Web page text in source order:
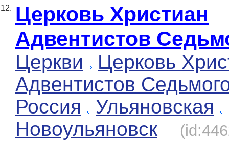
12. Церковь Христиан
Адвентистов
Церкви
Церковь
Адвентистов
Россия
Ульяновская
Новоульянoвск